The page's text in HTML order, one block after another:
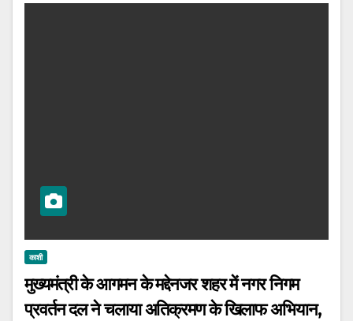
काशी
मुख्यमंत्री के आगमन के मद्देनजर शहर में नगर निगम
प्रवर्तन दल ने चलाया अतिक्रमण के खिलाफ अभियान,